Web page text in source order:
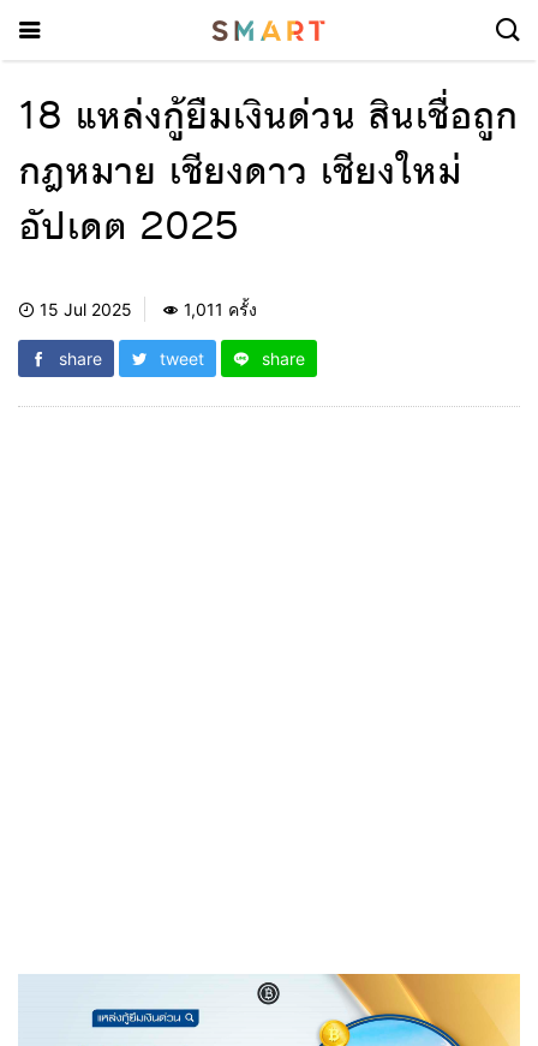
18 แหล่งกู้ยืมเงินด่วน สินเชื่อถูก
กฎหมาย เชียงดาว เชียงใหม่
อัปเดต 2025
15 Jul 2025 1,011 ครั้ง
share tweet share